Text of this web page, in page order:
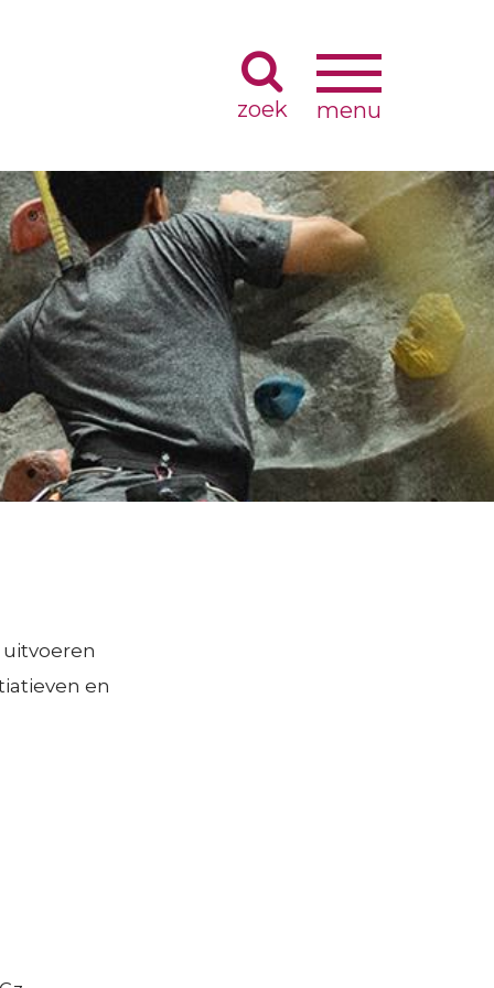
Navigatie
wisselen
Navigatie
wisselen
Zoeken
Toekenning TOPGGz-keurmerk
Contributieregeling
Visitatieweb
Wetenschappelijk onderzoek
Ervaringsperspectief patiënten
Bekostiging topklinische functies
uitvoeren
en